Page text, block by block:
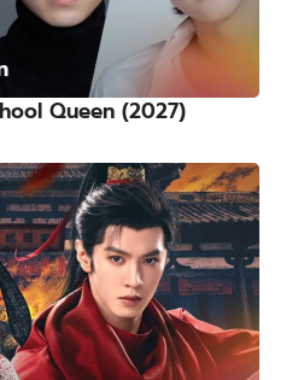
Queen (2027)